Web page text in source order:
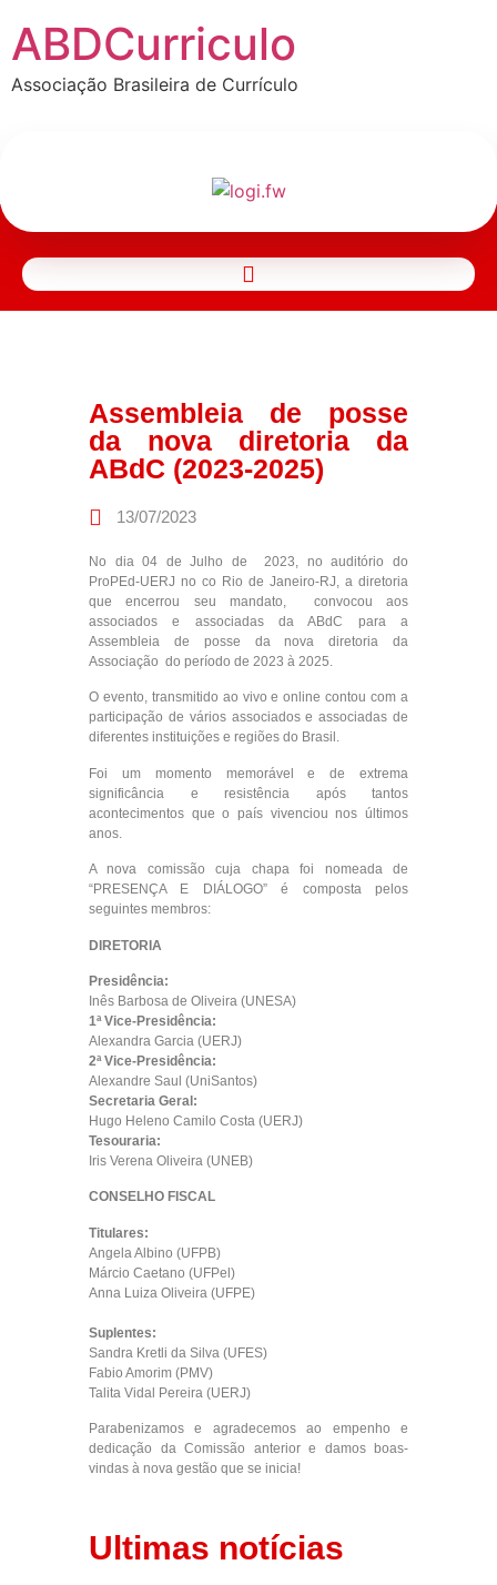
ABDCurriculo
Associação Brasileira de Currículo
Assembleia de posse
da nova diretoria da
ABdC (2023-2025)
13/07/2023
No dia 04 de Julho de 2023, no auditório do
ProPEd-UERJ no co Rio de Janeiro-RJ, a diretoria
que encerrou seu mandato, convocou aos
associados e associadas da ABdC para a
Assembleia de posse da nova diretoria da
Associação do período de 2023 à 2025.
O evento, transmitido ao vivo e online contou com a
participação de vários associados e associadas de
diferentes instituições e regiões do Brasil.
Foi um momento memorável e de extrema
significância e resistência após tantos
acontecimentos que o país vivenciou nos últimos
anos.
A nova comissão cuja chapa foi nomeada de
“PRESENÇA E DIÁLOGO” é composta pelos
seguintes membros:
DIRETORIA
Presidência:
Inês Barbosa de Oliveira (UNESA)
1ª Vice-Presidência:
Alexandra Garcia (UERJ)
2ª Vice-Presidência:
Alexandre Saul (UniSantos)
Secretaria Geral:
Hugo Heleno Camilo Costa (UERJ)
Tesouraria:
Iris Verena Oliveira (UNEB)
CONSELHO FISCAL
Titulares:
Angela Albino (UFPB)
Márcio Caetano (UFPel)
Anna Luiza Oliveira (UFPE)
Suplentes:
Sandra Kretli da Silva (UFES)
Fabio Amorim (PMV)
Talita Vidal Pereira (UERJ)
Parabenizamos e agradecemos ao empenho e
dedicação da Comissão anterior e damos boas-
vindas à nova gestão que se inicia!
Ultimas notícias